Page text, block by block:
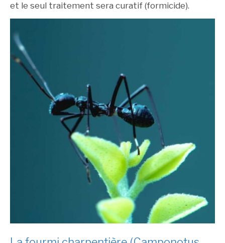
et le seul traitement sera curatif (formicide).